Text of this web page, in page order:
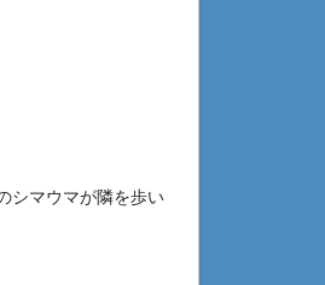
シマウマが隣を歩い